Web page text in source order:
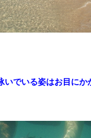
いでいる姿はお目に